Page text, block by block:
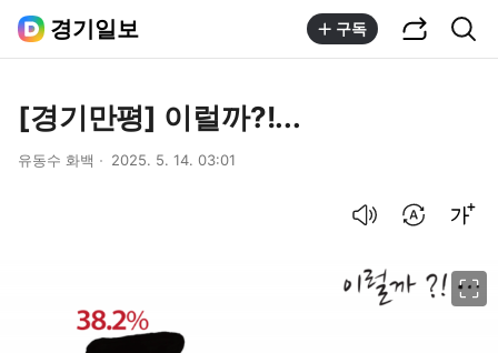
경기일보 구독
[경기만평] 이럴까?!...
유동수 화백 2025. 5. 14. 03:01